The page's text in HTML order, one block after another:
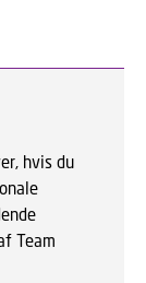
hvis du
Team